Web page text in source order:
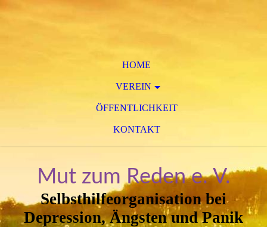
HOME
VEREIN
ÖFFENTLICHKEIT
KONTAKT
Mut zum Reden e. V.
Selbsthilfeorganisation bei
Depression, Ängsten und Panik